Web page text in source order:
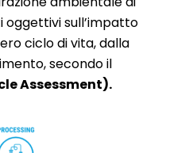
sull’impatto
ciclo di vita, dalla
secondo il
Assessment).